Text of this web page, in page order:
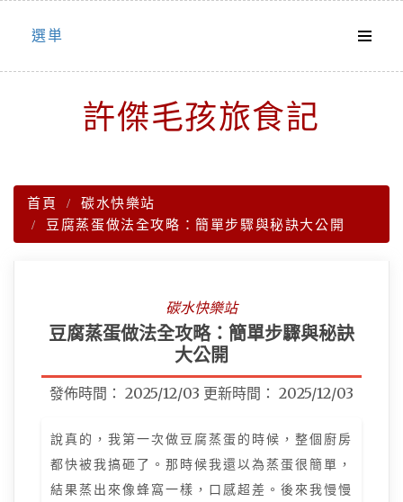
Skip
選単
許傑毛孩旅食記
首頁
碳水快樂站
豆腐蒸蛋做法全攻略：簡單步驟與秘訣大公開
碳水快樂站
豆腐蒸蛋做法全攻略：簡單步驟與秘訣
大公開
發佈時間： 2025/12/03 更新時間： 2025/12/03
說真的，我第一次做豆腐蒸蛋的時候，整個廚房
都快被我搞砸了。那時候我還以為蒸蛋很簡單，
結果蒸出來像蜂窩一樣，口感超差。後來我慢慢